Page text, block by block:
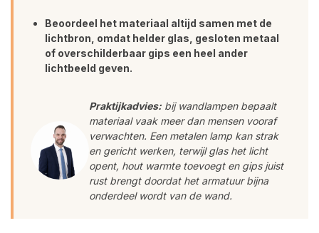
Beoordeel het materiaal altijd samen met de
lichtbron, omdat helder glas, gesloten metaal
of overschilderbaar gips een heel ander
lichtbeeld geven.
Praktijkadvies: bij wandlampen bepaalt
materiaal vaak meer dan mensen vooraf
verwachten. Een metalen lamp kan strak
en gericht werken, terwijl glas het licht
opent, hout warmte toevoegt en gips juist
rust brengt doordat het armatuur bijna
onderdeel wordt van de wand.